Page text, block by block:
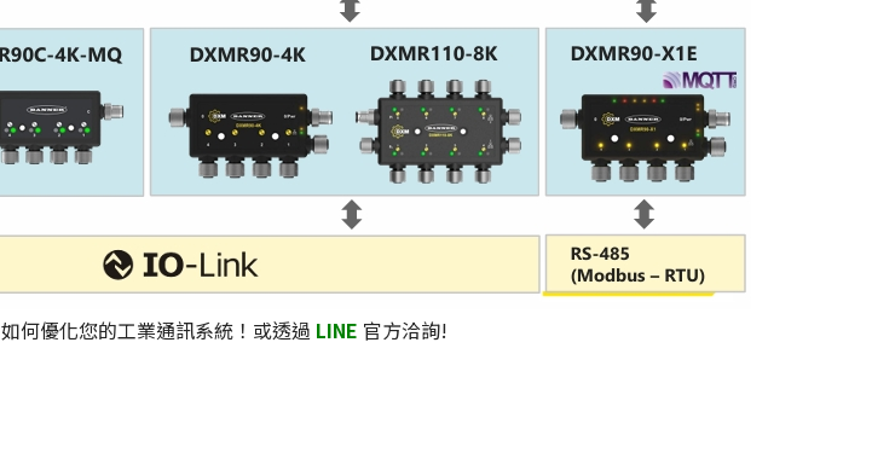
如何優化您的工業通訊系統！或透過 LINE 官方洽詢!